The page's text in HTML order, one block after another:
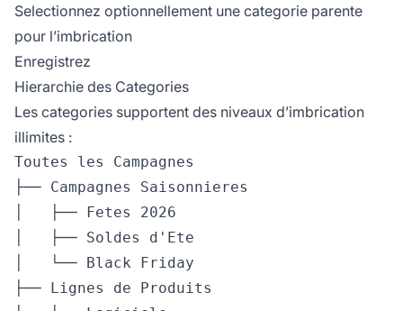
Selectionnez optionnellement une categorie parente
pour l’imbrication
Enregistrez
Hierarchie des Categories
Les categories supportent des niveaux d’imbrication
illimites :
Toutes les Campagnes
├── Campagnes Saisonnieres
│   ├── Fetes 2026
│   ├── Soldes d'Ete
│   └── Black Friday
├── Lignes de Produits